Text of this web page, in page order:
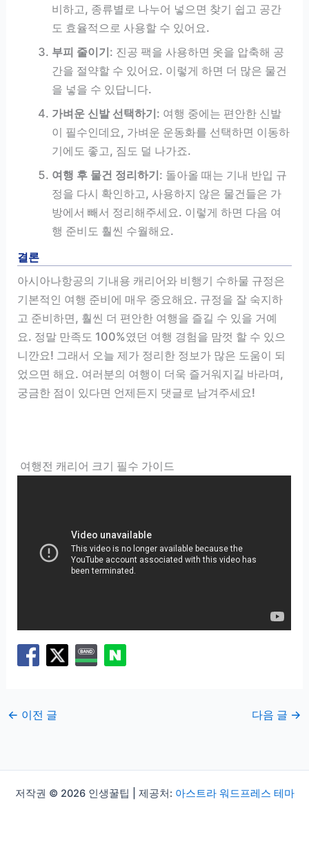
비하고, 종류별로 나누어 넣으면 찾기 쉽고 공간
도 효율적으로 사용할 수 있어요.
부피 줄이기: 진공 팩을 사용하면 옷을 압축해 공
간을 절약할 수 있어요. 이렇게 하면 더 많은 물건
을 넣을 수 있답니다.
가벼운 신발 선택하기: 여행 중에는 편안한 신발
이 필수인데요, 가벼운 운동화를 선택하면 이동하
기에도 좋고, 짐도 덜 나가죠.
여행 후 물건 정리하기: 돌아올 때는 기내 반입 규
정을 다시 확인하고, 사용하지 않은 물건들은 가
방에서 빼서 정리해주세요. 이렇게 하면 다음 여
행 준비도 훨씬 수월해요.
결론
아시아나항공의 기내용 캐리어와 비행기 수하물 규정은
기본적인 여행 준비에 매우 중요해요. 규정을 잘 숙지하
고 준비하면, 훨씬 더 편안한 여행을 즐길 수 있을 거예
요. 정말 만족도 100%였던 여행 경험을 맘껏 할 수 있으
니깐요! 그래서 오늘 제가 정리한 정보가 많은 도움이 되
었으면 해요. 여러분의 여행이 더욱 즐거워지길 바라며,
궁금한 점이 있다면 언제든지 댓글로 남겨주세요!
여행전 캐리어 크기 필수 가이드
← 이전 글 다음 글 →
저작권 © 2026 인생꿀팁 | 제공처: 아스트라 워드프레스 테마